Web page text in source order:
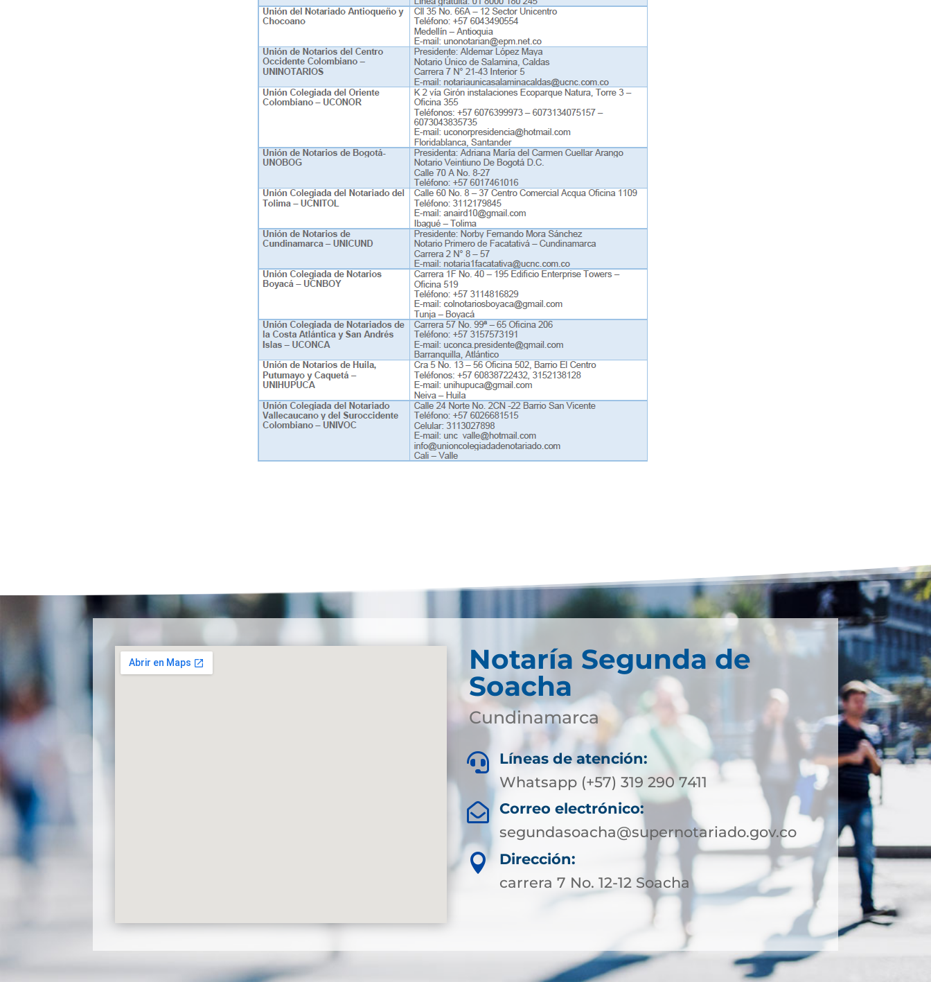
Notaría Segunda de
Soacha
Cundinamarca

Líneas de atención:
Whatsapp (+57) 319 290 7411

Correo electrónico:
segundasoacha@supernotariado.gov.co

Dirección:
carrera 7 No. 12-12 Soacha